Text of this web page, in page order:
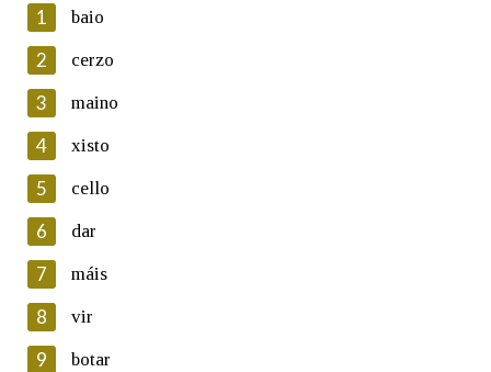
En cumprimento da normativa vixente en materia de
Protección de Datos de Carácter Persoal, a Real Academia
Galega informa a aqueles usuarios que faciliten o seu correo
electrónico, así como calquera outra información de carácter
persoal, que estes datos serán obxecto de tratamento
automatizado de carácter confidencial e incorporados aos seus
ficheiros informáticos. Así mesmo, os usuarios poderán exercer o
seu dereito de acceso, rectificación, oposición e cancelación dos
seus datos poñéndose en contacto connosco.
Lin e acepto as condicións da política de
1 baio
2 cerzo
3 maino
4 xisto
5 cello
6 dar
7 máis
8 vir
9 botar